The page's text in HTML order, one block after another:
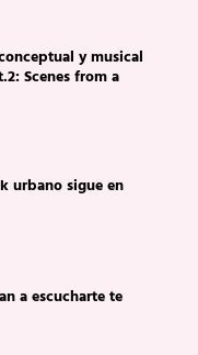
y musical
Scenes from a
urbano sigue en
a escucharte te